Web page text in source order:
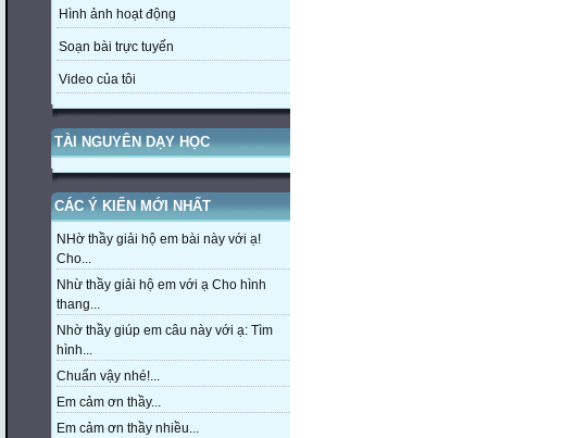
Hình ảnh hoạt động
Soạn bài trực tuyến
Video của tôi
TÀI NGUYÊN DẠY HỌC
CÁC Ý KIẾN MỚI NHẤT
NHờ thầy giải hộ em bài này với ạ!
Cho...
Nhừ thầy giải hộ em với ạ Cho hình
thang...
Nhờ thầy giúp em câu này với ạ: Tìm
hình...
Chuẩn vậy nhé!...
Em cảm ơn thầy...
Em cảm ơn thầy nhiều...